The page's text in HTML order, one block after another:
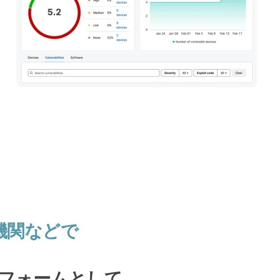
関などで​